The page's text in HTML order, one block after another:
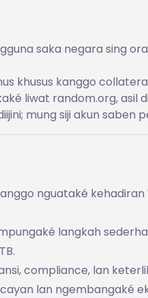
saka negara sing
khusus kanggo
liwat random.org, asil
mung siji akun saben
nguataké kehadiran
langkah
compliance, lan
lan ngembangaké